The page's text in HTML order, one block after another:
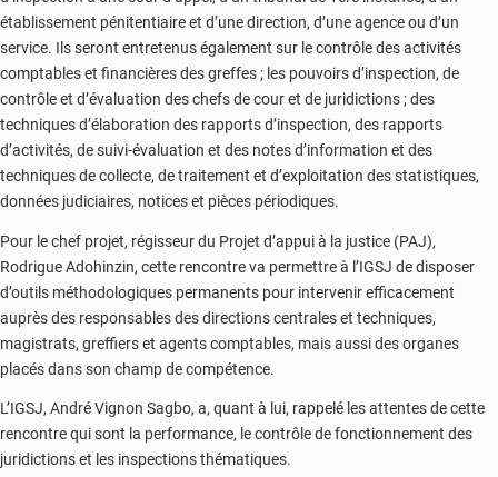
établissement pénitentiaire et d’une direction, d’une agence ou d’un
service. Ils seront entretenus également sur le contrôle des activités
comptables et financières des greffes ; les pouvoirs d’inspection, de
contrôle et d’évaluation des chefs de cour et de juridictions ; des
techniques d’élaboration des rapports d’inspection, des rapports
d’activités, de suivi-évaluation et des notes d’information et des
techniques de collecte, de traitement et d’exploitation des statistiques,
données judiciaires, notices et pièces périodiques.
Pour le chef projet, régisseur du Projet d’appui à la justice (PAJ),
Rodrigue Adohinzin, cette rencontre va permettre à l’IGSJ de disposer
d’outils méthodologiques permanents pour intervenir efficacement
auprès des responsables des directions centrales et techniques,
magistrats, greffiers et agents comptables, mais aussi des organes
placés dans son champ de compétence.
L’IGSJ, André Vignon Sagbo, a, quant à lui, rappelé les attentes de cette
rencontre qui sont la performance, le contrôle de fonctionnement des
juridictions et les inspections thématiques.